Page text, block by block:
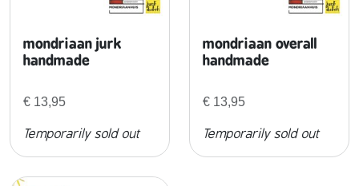
mondriaan jurk
handmade
€ 13,95
Temporarily sold out
mondriaan overall
handmade
€ 13,95
Temporarily sold out